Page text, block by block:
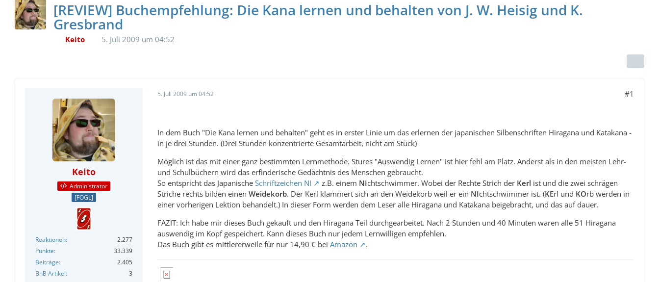
[REVIEW] Buchempfehlung: Die Kana lernen und behalten von J. W. Heisig und K.
Gresbrand
Keito 5. Juli 2009 um 04:52
Keito
Administrator
[FOGL]
Reaktionen
2.277
Punkte
33.339
Beiträge
2.405
BnB Artikel
3
5. Juli 2009 um 04:52 #1
In dem Buch "Die Kana lernen und behalten" geht es in erster Linie um das erlernen der japanischen Silbenschriften Hiragana und Katakana -
in je drei Stunden. (Drei Stunden konzentrierte Gesamtarbeit, nicht am Stück)
Möglich ist das mit einer ganz bestimmten Lernmethode. Stures "Auswendig Lernen" ist hier fehl am Platz. Anderst als in den meisten Lehr-
und Schulbüchern wird das erfinderische Gedächtnis des Menschen gebraucht.
So entspricht das Japanische Schriftzeichen NI z.B. einem NIchtschwimmer. Wobei der Rechte Strich der Kerl ist und die zwei schrägen
Striche rechts bilden einen Weidekorb. Der Kerl klammert sich an den Weidekorb weil er ein NIchtschwimmer ist. (KErl und KOrb werden in
einer vorherigen Lektion behandelt.) In dieser Form werden dem Leser alle Hiragana und Katakana beigebracht, und das auf dauer.
FAZIT: Ich habe mir dieses Buch gekauft und den Hiragana Teil durchgearbeitet. Nach 2 Stunden und 40 Minuten waren alle 51 Hiragana
auswendig im Kopf gespeichert. Kann dieses Buch nur jedem Lernwilligen empfehlen.
Das Buch gibt es mittlererweile für nur 14,90 € bei Amazon .